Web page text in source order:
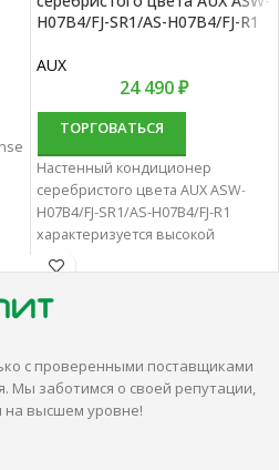
H07B4/FJ-SR1/AS-H07B4/FJ-R1
AUX
24 490₽
ТОРГОВАТЬСЯ
Настенный кондиционер
серебристого цвета AUX ASW-
H07B4/FJ-SR1/AS-H07B4/FJ-R1
характеризуется высокой
надежностью и отличной
Настенные сплит-системы лучше
всего подходят для
и средних помещений.
с проверенными поставщиками
Мы заботимся о своей репутации,
на высшем уровне!